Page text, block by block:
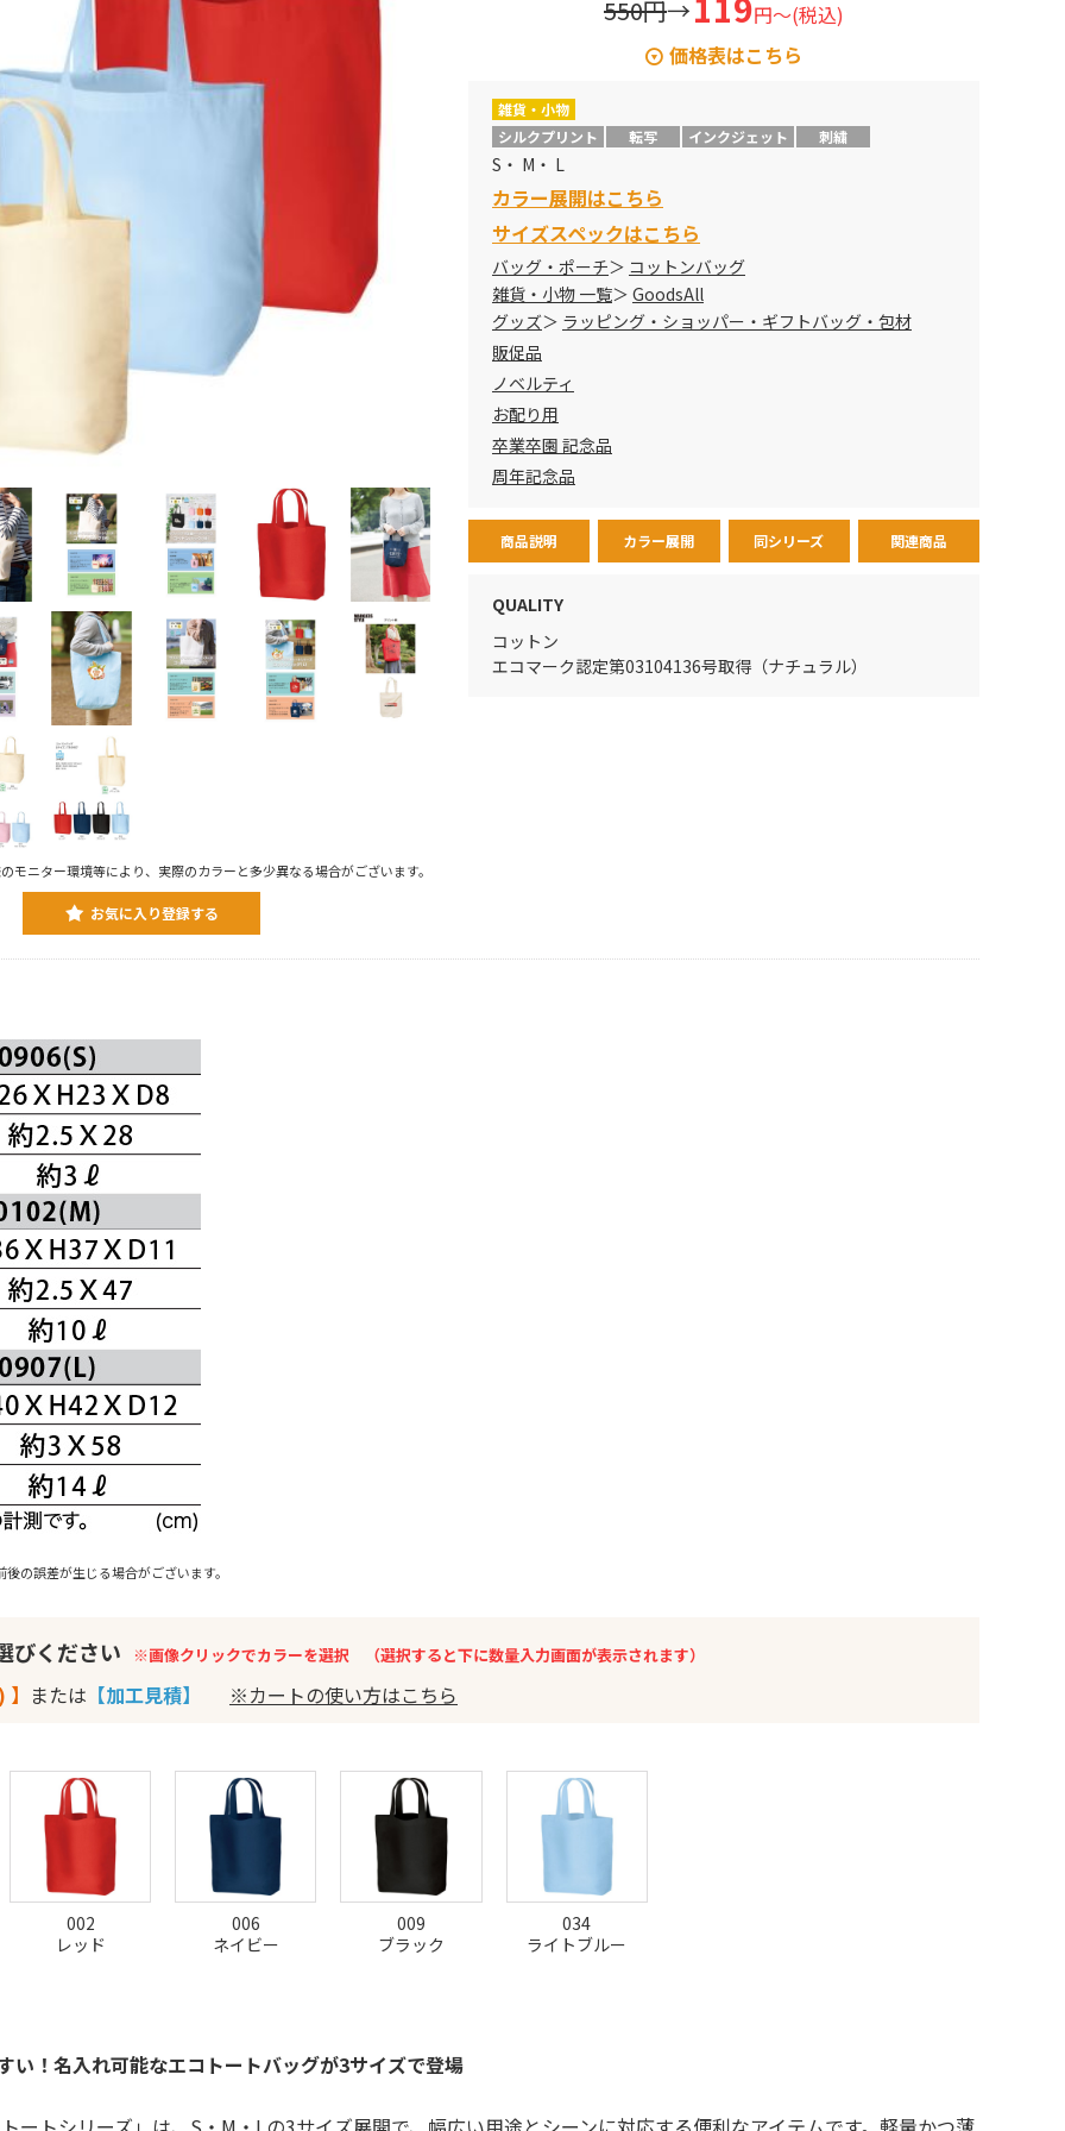
モニター環境等により、実際のカラーと多少異なる場合がございます。
お気に入り登録する
550円→
円～(税込)
価格表はこちら
サイズ カラー 定価
Ｓ
カラー
Ｍ
ナチュラル ¥275
カラー
¥396→ ¥209
Ｌ
カラー
雑貨・小物
シルクプリント
転写 インクジェット 刺繍
S・ M・ L
カラー展開はこちら
サイズスペックはこちら
バッグ・ポーチ
コットンバッグ
雑貨・小物 一覧
GoodsAll
グッズ
ラッピング・ショッパー・ギフトバッグ・包材
販促品
ノベルティ
お配り用
卒業卒園 記念品
周年記念品
商品説明 カラー展開 同シリーズ 関連商品
QUALITY
コットン
エコマーク認定第03104136号取得（ナチュラル）
の誤差が生じる場合がございます。
びください ※画像クリックでカラーを選択 （選択すると下に数量入力画面が表示されます）
または 【加工見積】 ※カートの使い方はこちら
002
レッド
006
ネイビー
009
ブラック
034
ライトブルー
い！名入れ可能なエコトートバッグが3サイズで登場